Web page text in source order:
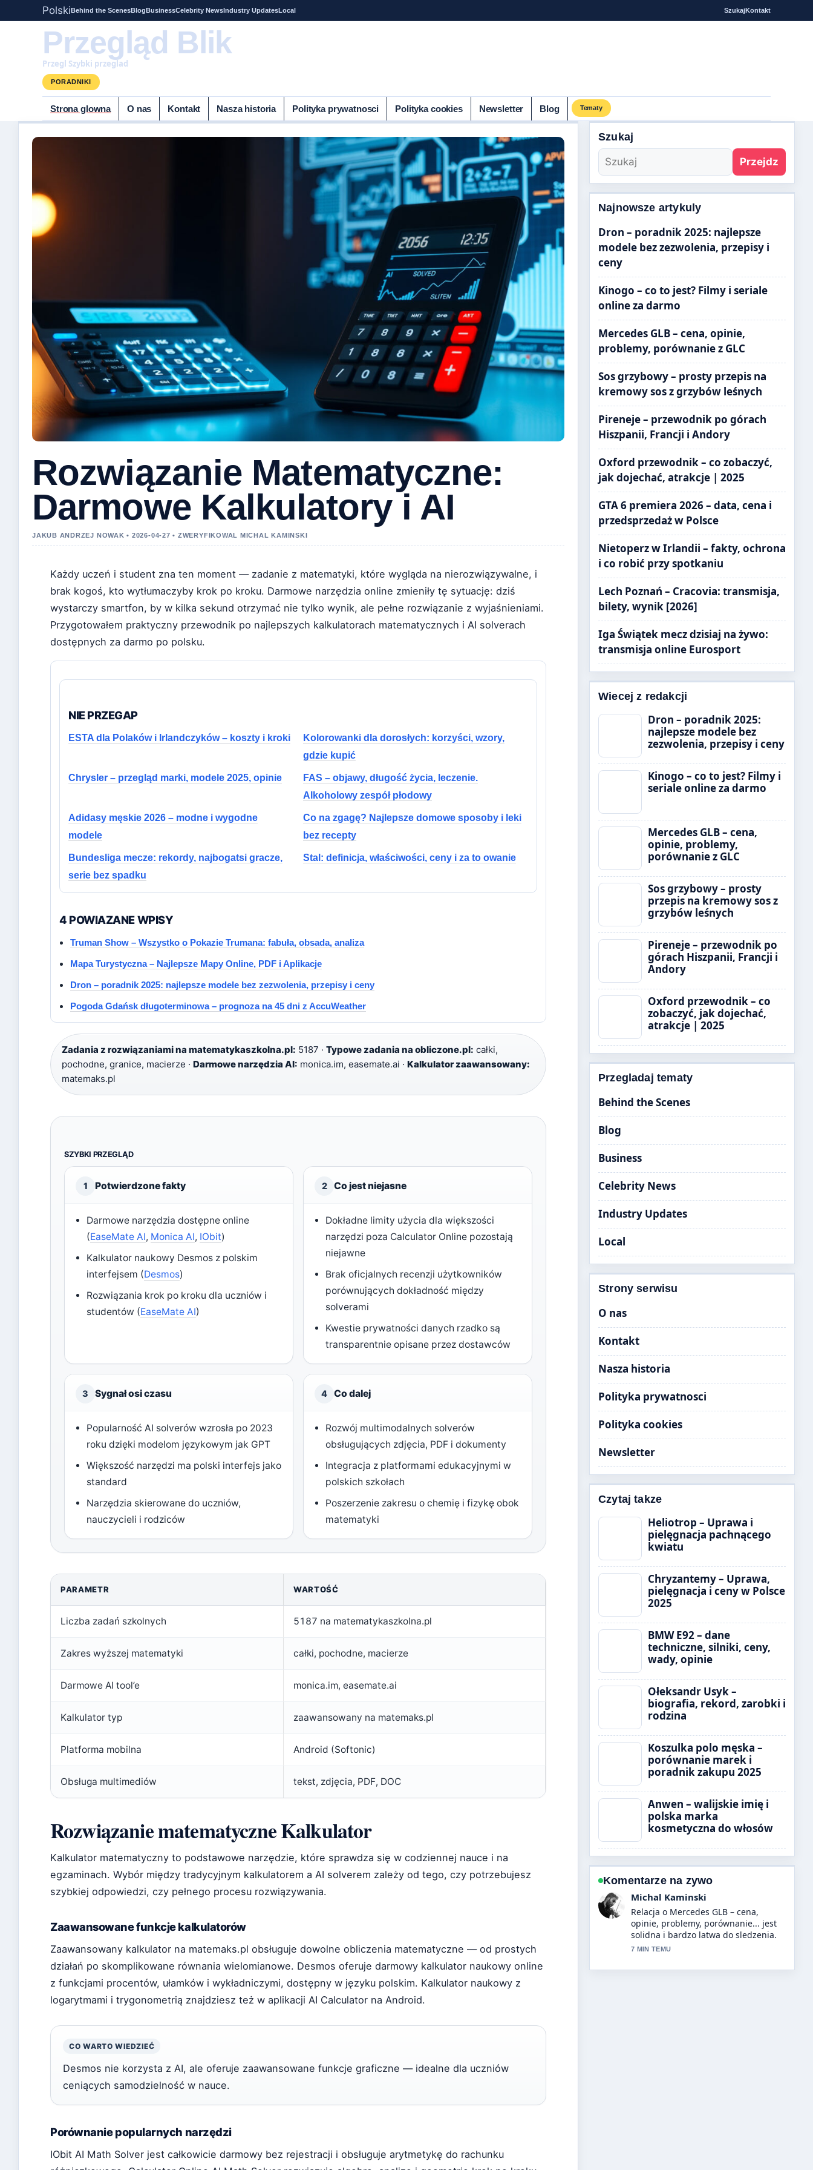
PolskiBehind the ScenesBlogBusinessCelebrity NewsIndustry UpdatesLocal SzukajKontakt
Przegląd Blik
Przegl Szybki przeglad
PORADNIKI
Strona glowna O nas Kontakt Nasza historia Polityka prywatnosci Polityka cookies Newsletter Blog Tematy
Rozwiązanie Matematyczne:
Darmowe Kalkulatory i AI
JAKUB ANDRZEJ NOWAK • 2026-04-27 • ZWERYFIKOWAL MICHAL KAMINSKI
Każdy uczeń i student zna ten moment — zadanie z matematyki, które wygląda na nierozwiązywalne, i
brak kogoś, kto wytłumaczyby krok po kroku. Darmowe narzędzia online zmieniły tę sytuację: dziś
wystarczy smartfon, by w kilka sekund otrzymać nie tylko wynik, ale pełne rozwiązanie z wyjaśnieniami.
Przygotowałem praktyczny przewodnik po najlepszych kalkulatorach matematycznych i AI solverach
dostępnych za darmo po polsku.
NIE PRZEGAP
ESTA dla Polaków i Irlandczyków – koszty i kroki
Kolorowanki dla dorosłych: korzyści, wzory,
gdzie kupić
Chrysler – przegląd marki, modele 2025, opinie
FAS – objawy, długość życia, leczenie.
Alkoholowy zespół płodowy
Adidasy męskie 2026 – modne i wygodne
modele
Co na zgagę? Najlepsze domowe sposoby i leki
bez recepty
Bundesliga mecze: rekordy, najbogatsi gracze,
serie bez spadku
Stal: definicja, właściwości, ceny i za to owanie
4 POWIAZANE WPISY
Truman Show – Wszystko o Pokazie Trumana: fabuła, obsada, analiza
Mapa Turystyczna – Najlepsze Mapy Online, PDF i Aplikacje
Dron – poradnik 2025: najlepsze modele bez zezwolenia, przepisy i ceny
Pogoda Gdańsk długoterminowa – prognoza na 45 dni z AccuWeather
Zadania z rozwiązaniami na matematykaszkolna.pl: 5187 · Typowe zadania na obliczone.pl: całki,
pochodne, granice, macierze · Darmowe narzędzia AI: monica.im, easemate.ai · Kalkulator zaawansowany:
matemaks.pl
SZYBKI PRZEGLĄD
1 Potwierdzone fakty
Darmowe narzędzia dostępne online
(EaseMate AI, Monica AI, IObit)
Kalkulator naukowy Desmos z polskim
interfejsem (Desmos)
Rozwiązania krok po kroku dla uczniów i
studentów (EaseMate AI)
2 Co jest niejasne
Dokładne limity użycia dla większości
narzędzi poza Calculator Online pozostają
niejawne
Brak oficjalnych recenzji użytkowników
porównujących dokładność między
solverami
Kwestie prywatności danych rzadko są
transparentnie opisane przez dostawców
3 Sygnał osi czasu
Popularność AI solverów wzrosła po 2023
roku dzięki modelom językowym jak GPT
Większość narzędzi ma polski interfejs jako
standard
Narzędzia skierowane do uczniów,
nauczycieli i rodziców
4 Co dalej
Rozwój multimodalnych solverów
obsługujących zdjęcia, PDF i dokumenty
Integracja z platformami edukacyjnymi w
polskich szkołach
Poszerzenie zakresu o chemię i fizykę obok
matematyki
PARAMETR WARTOŚĆ
Liczba zadań szkolnych 5187 na matematykaszkolna.pl
Zakres wyższej matematyki całki, pochodne, macierze
Darmowe AI tool’e monica.im, easemate.ai
Kalkulator typ zaawansowany na matemaks.pl
Platforma mobilna Android (Softonic)
Obsługa multimediów tekst, zdjęcia, PDF, DOC
Rozwiązanie matematyczne Kalkulator
Kalkulator matematyczny to podstawowe narzędzie, które sprawdza się w codziennej nauce i na
egzaminach. Wybór między tradycyjnym kalkulatorem a AI solverem zależy od tego, czy potrzebujesz
szybkiej odpowiedzi, czy pełnego procesu rozwiązywania.
Zaawansowane funkcje kalkulatorów
Zaawansowany kalkulator na matemaks.pl obsługuje dowolne obliczenia matematyczne — od prostych
działań po skomplikowane równania wielomianowe. Desmos oferuje darmowy kalkulator naukowy online
z funkcjami procentów, ułamków i wykładniczymi, dostępny w języku polskim. Kalkulator naukowy z
logarytmami i trygonometrią znajdziesz też w aplikacji AI Calculator na Android.
CO WARTO WIEDZIEĆ
Desmos nie korzysta z AI, ale oferuje zaawansowane funkcje graficzne — idealne dla uczniów
ceniących samodzielność w nauce.
Porównanie popularnych narzędzi
IObit AI Math Solver jest całkowicie darmowy bez rejestracji i obsługuje arytmetykę do rachunku
Szukaj
Przejdz
Najnowsze artykuly
Dron – poradnik 2025: najlepsze
modele bez zezwolenia, przepisy i
ceny
Kinogo – co to jest? Filmy i seriale
online za darmo
Mercedes GLB – cena, opinie,
problemy, porównanie z GLC
Sos grzybowy – prosty przepis na
kremowy sos z grzybów leśnych
Pireneje – przewodnik po górach
Hiszpanii, Francji i Andory
Oxford przewodnik – co zobaczyć,
jak dojechać, atrakcje | 2025
GTA 6 premiera 2026 – data, cena i
przedsprzedaż w Polsce
Nietoperz w Irlandii – fakty, ochrona
i co robić przy spotkaniu
Lech Poznań – Cracovia: transmisja,
bilety, wynik [2026]
Iga Świątek mecz dzisiaj na żywo:
transmisja online Eurosport
Wiecej z redakcji
Dron – poradnik 2025:
najlepsze modele bez
zezwolenia, przepisy i ceny
Kinogo – co to jest? Filmy i
seriale online za darmo
Mercedes GLB – cena,
opinie, problemy,
porównanie z GLC
Sos grzybowy – prosty
przepis na kremowy sos z
grzybów leśnych
Pireneje – przewodnik po
górach Hiszpanii, Francji i
Andory
Oxford przewodnik – co
zobaczyć, jak dojechać,
atrakcje | 2025
Przegladaj tematy
Behind the Scenes
Blog
Business
Celebrity News
Industry Updates
Local
Strony serwisu
O nas
Kontakt
Nasza historia
Polityka prywatnosci
Polityka cookies
Newsletter
Czytaj takze
Heliotrop – Uprawa i
pielęgnacja pachnącego
kwiatu
Chryzantemy – Uprawa,
pielęgnacja i ceny w Polsce
2025
BMW E92 – dane
techniczne, silniki, ceny,
wady, opinie
Ołeksandr Usyk –
biografia, rekord, zarobki i
rodzina
Koszulka polo męska –
porównanie marek i
poradnik zakupu 2025
Anwen – walijskie imię i
polska marka
kosmetyczna do włosów
Komentarze na zywo
Ewa Lewandowska
Bardzo dobra weryfikacja wokol Dron
– poradnik 2025: najlepsze modele
bez.... Wiecej redakcji powinno pisac
w ten sposob.